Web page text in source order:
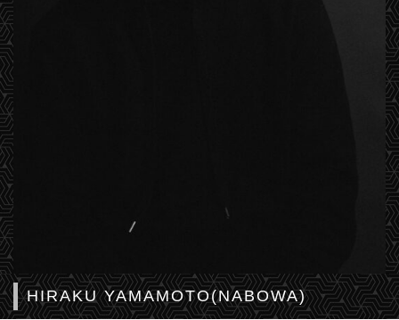
HIRAKU YAMAMOTO(NABOWA)